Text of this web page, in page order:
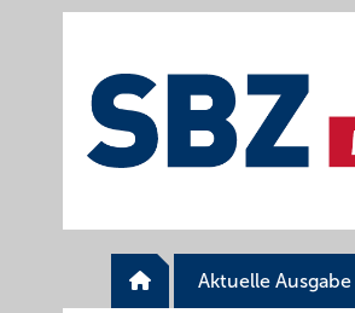
Aktuelle Ausgabe